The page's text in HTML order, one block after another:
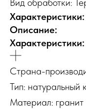
Вид обработки:
Характеристики:
Описание:
Характеристики:
Страна-
Тип: натуральный
Материал: гранит